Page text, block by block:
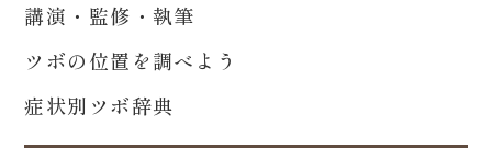
講演・監修・執筆
ツボの位置を調べよう
症状別ツボ辞典